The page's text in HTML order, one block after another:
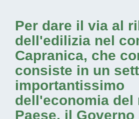
Per dare il via al
dell'edilizia nel
Capranica, che
consiste in un
importantissimo
dell'economia del
Paese, il Governo